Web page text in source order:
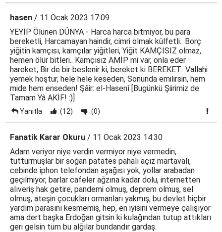
hasen / 11 Ocak 2023 17:09
YEYİP Ölünen DÜNYA - Harca harca bitmiyor, bu para
bereketli, Harcamayan haindir, cimri olmak külfetli.. Borç
yiğitin kamçısı, kamçılar yiğitleri, Yiğit KAMÇISIZ olmaz,
hemen ölür bitleri.. Kamçısız AMİP mi var, onla eder
hareket, Bir de bir beslenir ki, bereket ki BEREKET.. Vallahi
yemek hoştur, hele hele keseden, Sonunda emilirsin, hem
mide hem enseden! Şâir: el-Hasenî [Bugünkü Şiirimiz de
Tamam Yâ AKİF! :)]
Yanıtla (12) (0)
Fanatik Karar Okuru / 11 Ocak 2023 14:30
Adam veriyor niye verdin vermiyor niye vermedin,
tutturmuşlar bir soğan patates pahalı açız martavalı,
cebinde iphon telefondan aşağısı yok, yollar arabadan
geçilmiyor, barlar cafeler ağzına kadar dolu, internetten
alıveriş hak getire, pandemi olmuş, deprem olmuş, sel
olmuş, ateşin çocukları ormanları yakmış, bu devlet hiçbir
yardım parasını kesmemiş, hep, en iyisini vermeye çalışıyor
ama dert başka Erdoğan gitsin ki kulağından tutup attıkları
geri gelsin tüm bu alğılar bundandır gardaş.